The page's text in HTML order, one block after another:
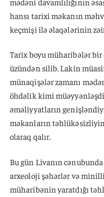
hansı tarixi məkanın
keçmişi ilə əlaqələrinin
Tarix boyu müharibələr
üzündən silib. Lakin
münaqişələr zamanı
öhdəlik kimi
əməliyyatların
məkanların
olaraq qalır.
Bu gün Livanın
arxeoloji şəhərlər və
müharibənin yaratdığı